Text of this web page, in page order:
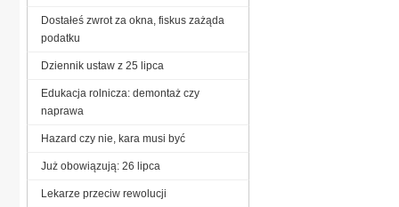
Dostałeś zwrot za okna, fiskus zażąda
podatku
Dziennik ustaw z 25 lipca
Edukacja rolnicza: demontaż czy
naprawa
Hazard czy nie, kara musi być
Już obowiązują: 26 lipca
Lekarze przeciw rewolucji